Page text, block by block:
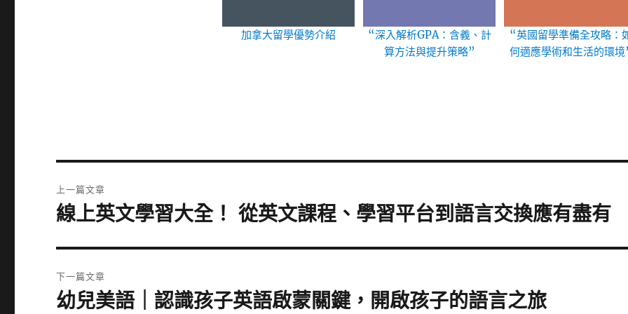
加拿大留學優勢介紹
“深入解析GPA：含義、計
算方法與提升策略”
“英國留學準備全攻略：
何適應學術和生活的環
章
上一篇文章
上
篇
文
章:
線上英文學習大全！ 從英文課程、學習平台到語言交換應有盡有
下一篇文章
下
幼兒美語｜認識孩子英語啟蒙關鍵，開啟孩子的語言之旅